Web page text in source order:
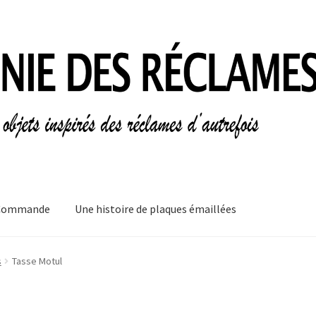
Une histoire de plaques émaillées
Informations légales
Tasse Motul